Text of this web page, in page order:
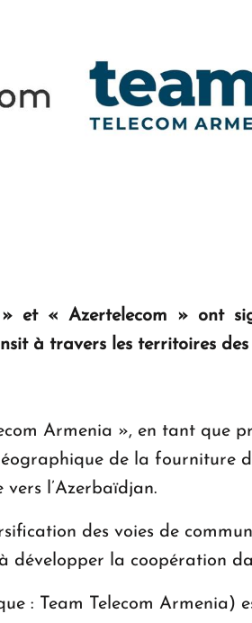
» et « Azertelecom » ont
à travers les territoires des
Armenia », en tant
de la fourniture
l’Azerbaïdjan.
des voies de
développer la coopération
: Team Telecom Armenia)